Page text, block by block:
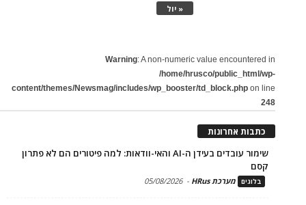
« יול
Warning: A non-numeric value encountered in
/home/hrusco/public_html/wp-
content/themes/Newsmag/includes/wp_booster/td_block.php on line
248
כתבות אחרונות
שימור עובדים בעידן ה-AI והאי-וודאות: למה פיטורים הם לא פתרון
קסם
בלוגים מערכת HRus -
05/08/2026